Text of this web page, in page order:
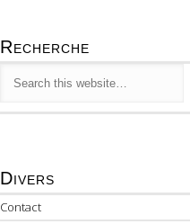
Recherche
Divers
Contact